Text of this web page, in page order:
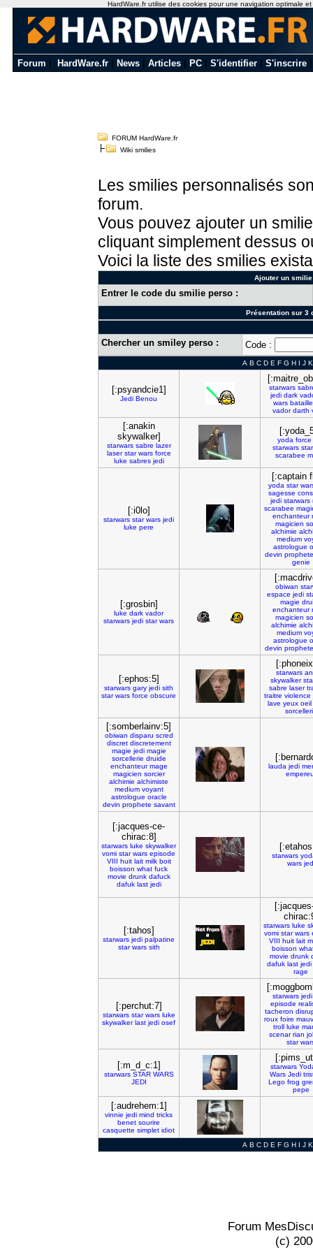
Forum HardWare.fr News Articles PC S'identifier S'inscrire
FORUM HardWare.fr
Wiki smilies
Les smilies personnalisés
forum.
Vous pouvez ajouter un
cliquant simplement dessus
Voici la liste des smilies
Ajouter un
Entrer le code du smilie perso :
Présentation sur 3
Chercher un smiley perso : Code :
A B C D E F G H I J K
[:psyandcie1]
Jedi Benou
starwars
jedi dark
wars bataille
vador darth
[:anakin
skywalker]
starwars sabre lazer
laser star wars force
luke sabres jedi
yoda force
starwars star
scarabee
[:i0lo]
starwars star wars jedi
luke pere
[:captain
yoda star
sagesse
jedi starwars
scarabee
enchanteur
magicien
alchimie
medium
astrologue
devin prophete
genie
[:grosbin]
luke dark vador
starwars jedi star wars
obiwan
espace jedi
magie
enchanteur
magicien
alchimie
medium
astrologue
devin prophete
[:ephos:5]
starwars gary jedi sith
star wars force obscure
starwars
skywalker
sabre laser
traitre violence
lave yeux oeil
[:somberlainv:5]
obiwan disparu scred
discret discretement
magie jedi magie
sorcellerie druide
enchanteur mage
magicien sorcier
alchimie alchimiste
medium voyant
astrologue oracle
devin prophete savant
lauda jedi
[:jacques-ce-
chirac:8]
starwars luke skywalker
vomi star wars episode
VIII huit lait milk boit
boisson what fuck
movie drunk dafuck
dafuk last jedi
starwars
wars
[:tahos]
starwars jedi palpatine
star wars sith
starwars luke
vomi star wars
VIII huit lait
boisson
movie drunk
dafuk last jedi
rage
[:perchut:7]
starwars star wars luke
skywalker last jedi osef
starwars jedi
episode
tacheron
roux foire
troll luke
scenar rian
star
[:m_d_c:1]
starwars STAR WARS
JEDI
starwars
Wars Jedi
Lego frog
pepe
[:audrehem:1]
vinnie jedi mind tricks
benet sourire
casquette simplet idiot
A B C D E F G H I J K
Forum
(c)
HardWare.fr utilise des cookies pour une navigation optimale